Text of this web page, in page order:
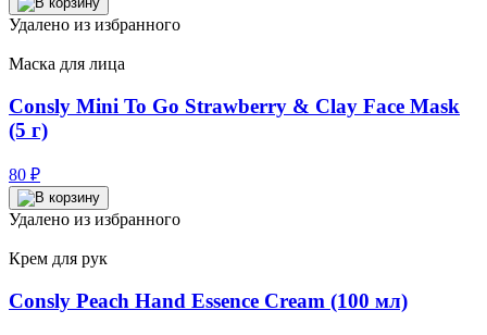
Удалено из избранного
Маска для лица
Consly Mini To Go Strawberry & Clay Face Mask
(5 г)
80 ₽
Удалено из избранного
Крем для рук
Consly Peach Hand Essence Cream (100 мл)